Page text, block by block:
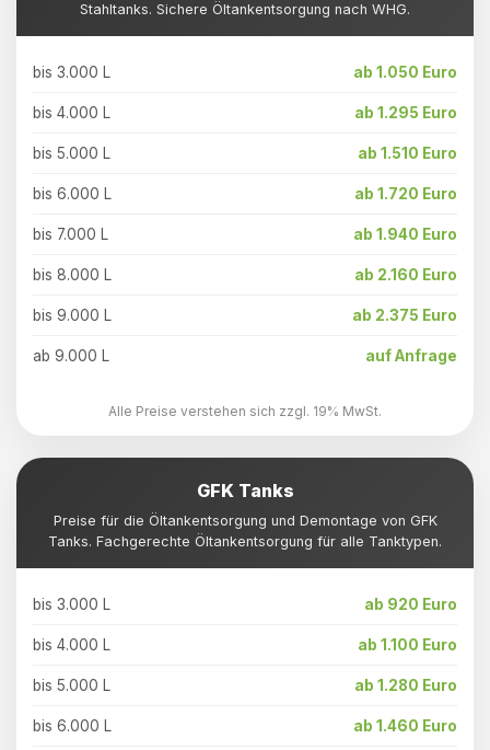
Stahltanks. Sichere Öltankentsorgung nach WHG.
bis 3.000 L ab 1.050 Euro
bis 4.000 L ab 1.295 Euro
bis 5.000 L ab 1.510 Euro
bis 6.000 L ab 1.720 Euro
bis 7.000 L ab 1.940 Euro
bis 8.000 L ab 2.160 Euro
bis 9.000 L ab 2.375 Euro
ab 9.000 L auf Anfrage
Alle Preise verstehen sich zzgl. 19% MwSt.
GFK Tanks
Preise für die Öltankentsorgung und Demontage von GFK
Tanks. Fachgerechte Öltankentsorgung für alle Tanktypen.
bis 3.000 L ab 920 Euro
bis 4.000 L ab 1.100 Euro
bis 5.000 L ab 1.280 Euro
bis 6.000 L ab 1.460 Euro